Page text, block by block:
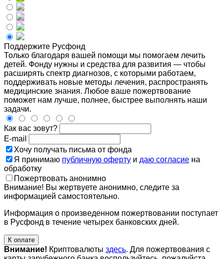
Поддержите Русфонд
Только благодаря вашей помощи мы помогаем лечить
детей. Фонду нужны и средства для развития — чтобы
расширять спектр диагнозов, с которыми работаем,
поддерживать новые методы лечения, распространять
медицинские знания. Любое ваше пожертвование
поможет нам лучше, полнее, быстрее выполнять наши
задачи.
Как вас зовут?
E-mail
Хочу получать письма от фонда
Я принимаю публичную оферту и даю согласие на
обработку
Пожертвовать анонимно
Внимание! Вы жертвуете анонимно, следите за
информацией самостоятельно.
Информация о произведенном пожертвовании поступает
в Русфонд в течение четырех банковских дней.
К оплате
Внимание! Криптовалюты здесь. Для пожертвования с